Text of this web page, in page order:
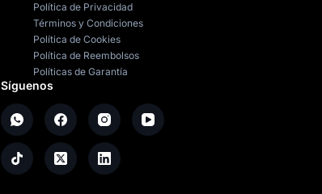
Política de Privacidad
Términos y Condiciones
Política de Cookies
Política de Reembolsos
Políticas de Garantía
Síguenos